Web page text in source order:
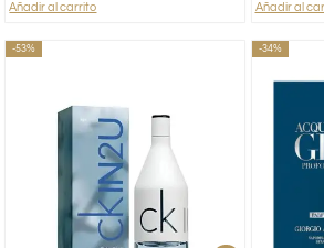
Añadir al carrito Añadir al
-53% -34%